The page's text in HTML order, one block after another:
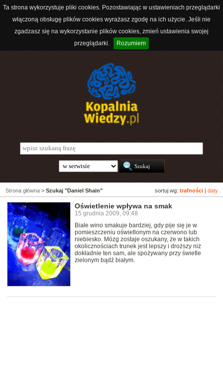
Ta strona wykorzystuje pliki cookies. Pozostawiając w ustawieniach przeglądarki
włączoną obsługę plików cookies wyrażasz zgodę na ich użycie. Jeśli nie
zgadzasz się na wykorzystanie plików cookies, zmień ustawienia swojej
przeglądarki.
Rozumiem
sortuj wg: trafności daty
Strona główna > Szukaj "Daniel Shain"
Oświetlenie wpływa na smak
15 grudnia 2009, 09:48
Białe wino smakuje bardziej, gdy pije się je w
pomieszczeniu oświetlonym na czerwono lub
niebiesko. Mózg zostaje oszukany, że w takich
okolicznościach trunek jest lepszy i droższy niż
dokładnie ten sam, ale spożywany przy świetle
zielonym bądź białym.